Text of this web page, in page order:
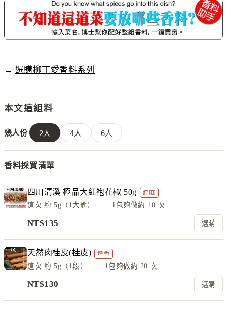
→ 選購柳丁愛香料系列
本文這組料
幾人份 2人 4人 6人
香料採買清單
四川清溪 極品大紅袍花椒 50g 醇麻
這次約 5g（1大匙） · 1包夠做約 10 次
NT$135 選購
天然肉桂皮(桂皮) 增香
這次約 5g（1段） · 1包夠做約 20 次
NT$130 選購